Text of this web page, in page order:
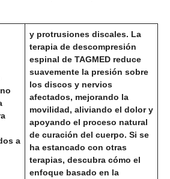
a
y protrusiones discales. La
terapia de descompresión
espinal de TAGMED reduce
suavemente la presión sobre
los discos y nervios
afectados, mejorando la
movilidad, aliviando el dolor y
apoyando el proceso natural
de curación del cuerpo. Si se
ha estancado con otras
terapias, descubra cómo el
enfoque basado en la